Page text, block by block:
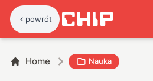
powrót
Home Nauka